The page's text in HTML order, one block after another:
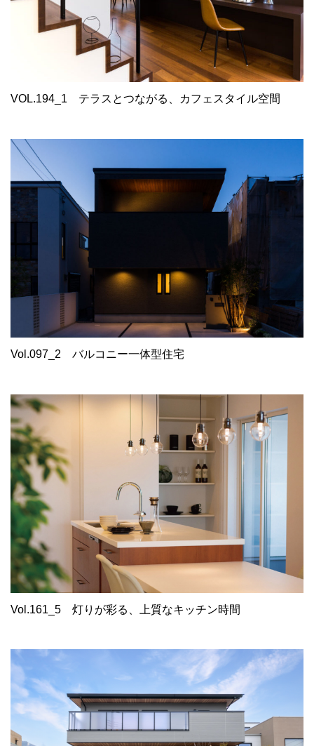
VOL.194_1 テラスとつながる、カフェスタイル空間
Vol.097_2 バルコニー一体型住宅
Vol.161_5 灯りが彩る、上質なキッチン時間